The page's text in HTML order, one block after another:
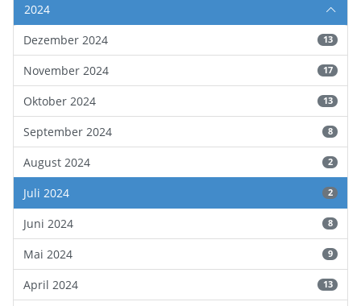
2024
Dezember 2024
13
November 2024 17
Oktober 2024 13
September 2024 8
August 2024 2
Juli 2024 2
Juni 2024 8
Mai 2024 9
April 2024 13